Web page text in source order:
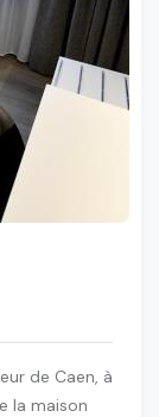
de Caen, à
la maison